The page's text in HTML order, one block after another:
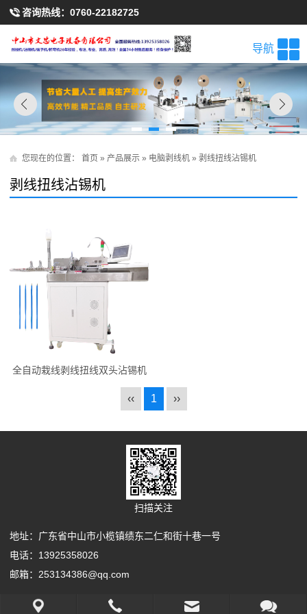
咨询热线： 0760-22182725
导航
您现在的位置： 首页 » 产品展示 » 电脑剥线机 » 剥线扭线沾锡机
剥线扭线沾锡机
全自动栽线剥线扭线双头沾锡机
‹‹ 1 ››
扫描关注
地址：广东省中山市小榄镇绩东二仁和街十巷一号
电话：13925358026
邮箱：253134386@qq.com